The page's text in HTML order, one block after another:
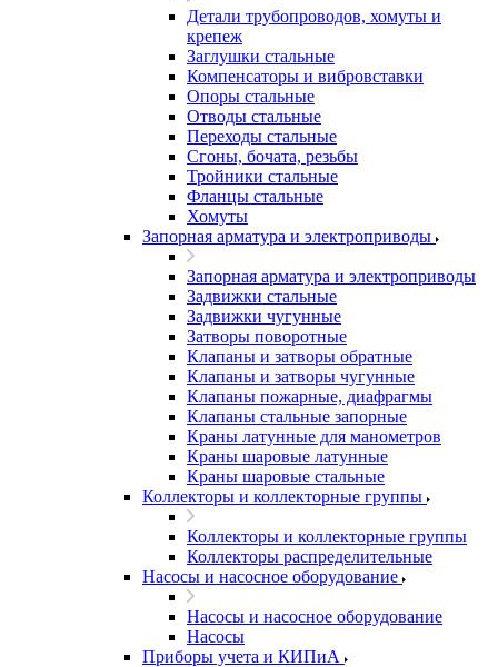
Детали трубопроводов, хомуты и
крепеж
Заглушки стальные
Компенсаторы и вибровставки
Опоры стальные
Отводы стальные
Переходы стальные
Сгоны, бочата, резьбы
Тройники стальные
Фланцы стальные
Хомуты
Запорная арматура и электроприводы
Запорная арматура и электроприводы
Задвижки стальные
Задвижки чугунные
Затворы поворотные
Клапаны и затворы обратные
Клапаны и затворы чугунные
Клапаны пожарные, диафрагмы
Клапаны стальные запорные
Краны латунные для манометров
Краны шаровые латунные
Краны шаровые стальные
Коллекторы и коллекторные группы
Коллекторы и коллекторные группы
Коллекторы распределительные
Насосы и насосное оборудование
Насосы и насосное оборудование
Насосы
Приборы учета и КИПиА